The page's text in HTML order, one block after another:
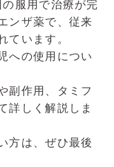
服用で治療が完
ンザ薬で、従来
ています。
への使用につい
副作用、タミフ
詳しく解説しま
方は、ぜひ最後